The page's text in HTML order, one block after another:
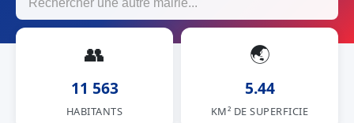
👥
11 563
HABITANTS
🌏
5.44
KM² DE SUPERFICIE